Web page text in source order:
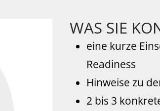
WAS SIE
eine kurze
Readiness
Hinweise zu
2 bis 3